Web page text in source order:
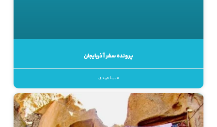
پرونده سفر آذربایجان
مبینا مرندی